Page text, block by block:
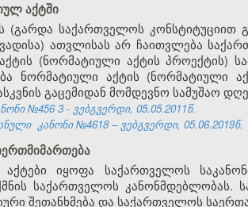
აქტში
(გარდა საქართველოს კონსტიტუციით
ვადისა) ათვლისას არ ჩაითვლება
აქტის (ნორმატიული აქტის პროექტის)
ნორმატიული აქტის (ნორმატიული
გაცემიდან მომდევნო სამუშაო
№456 3 - ვებგვერდი, 05.05.2011წ.
კანონი №4618 – ვებგვერდი, 05.06.2019წ.
იყოფა საქართველოს
საქართველოს კანონმდებლობას.
შეთანხმება და საქართველოს